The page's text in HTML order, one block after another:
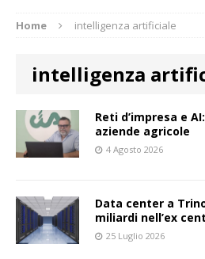
Home intelligenza artificiale
intelligenza
Reti d’impresa e
aziende agricole
4 Agosto 2026
Data center a
miliardi nell’ex
25 Luglio 2026